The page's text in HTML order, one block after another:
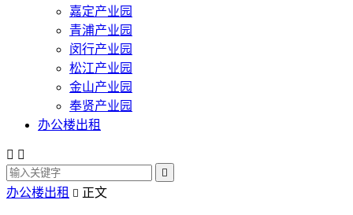
嘉定产业园
青浦产业园
闵行产业园
松江产业园
金山产业园
奉贤产业园
办公楼出租
 

办公楼出租  正文